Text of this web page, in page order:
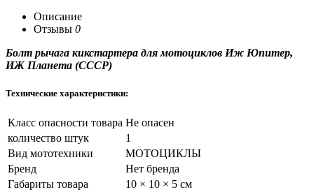
Описание
Отзывы 0
Болт рычага кикстартера для мотоциклов Иж Юпитер,
ИЖ Планета (СССР)
Технические характеристики:
Класс опасности товара Не опасен
количество штук
1
Вид мототехники
МОТОЦИКЛЫ
Бренд
Нет бренда
Габариты товара
10 × 10 × 5 см